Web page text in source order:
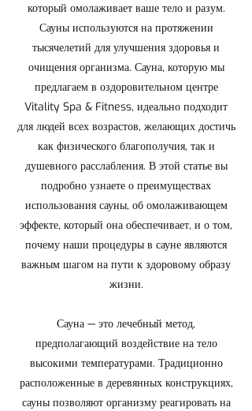
который омолаживает ваше тело и разум.
Сауны используются на протяжении
тысячелетий для улучшения здоровья и
очищения организма. Сауна, которую мы
предлагаем в оздоровительном центре
Vitality Spa & Fitness, идеально подходит
для людей всех возрастов, желающих достичь
как физического благополучия, так и
душевного расслабления. В этой статье вы
подробно узнаете о преимуществах
использования сауны, об омолаживающем
эффекте, который она обеспечивает, и о том,
почему наши процедуры в сауне являются
важным шагом на пути к здоровому образу
жизни.
Сауна — это лечебный метод,
предполагающий воздействие на тело
высокими температурами. Традиционно
расположенные в деревянных конструкциях,
сауны позволяют организму реагировать на